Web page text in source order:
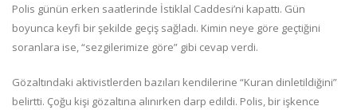
Polis günün erken saatlerinde İstiklal Caddesi’ni kapattı. Gün
boyunca keyfi bir şekilde geçiş sağladı. Kimin neye göre geçtiğini
soranlara ise, “sezgilerimize göre” gibi cevap verdi.
Gözaltındaki aktivistlerden bazıları kendilerine “Kuran dinletildiğini”
belirtti. Çoğu kişi gözaltına alınırken darp edildi. Polis, bir işkence